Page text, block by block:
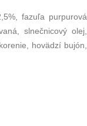
fazuľa purpurová
slnečnicový olej,
hovädzí bujón,